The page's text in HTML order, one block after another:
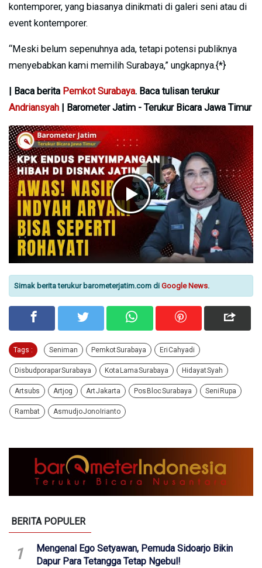
kontemporer, yang biasanya dinikmati di galeri seni atau di
event kontemporer.
“Meski belum sepenuhnya ada, tetapi potensi publiknya
menyebabkan kami memilih Surabaya,” ungkapnya.{*}
| Baca berita Pemkot Surabaya. Baca tulisan terukur
Andriansyah | Barometer Jatim - Terukur Bicara Jawa Timur
Simak berita terukur barometerjatim.com di Google News.
Tags : Seniman Pemkot Surabaya Eri Cahyadi
Disbudporapar Surabaya Kota Lama Surabaya Hidayat Syah
Artsubs Artjog Art Jakarta Pos Bloc Surabaya Seni Rupa
Rambat Asmudjo Jono Irianto
BERITA POPULER
1
Mengenal Ego Setyawan, Pemuda Sidoarjo Bikin
Dapur Para Tetangga Tetap Ngebul!